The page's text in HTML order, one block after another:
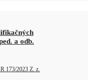
a odb.
173/2023 Z. z.